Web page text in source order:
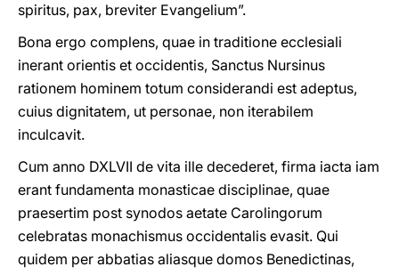
spiritus, pax, breviter Evangelium”.
Bona ergo complens, quae in traditione ecclesiali
inerant orientis et occidentis, Sanctus Nursinus
rationem hominem totum considerandi est adeptus,
cuius dignitatem, ut personae, non iterabilem
inculcavit.
Cum anno DXLVII de vita ille decederet, firma iacta iam
erant fundamenta monasticae disciplinae, quae
praesertim post synodos aetate Carolingorum
celebratas monachismus occidentalis evasit. Qui
quidem per abbatias aliasque domos Benedictinas,